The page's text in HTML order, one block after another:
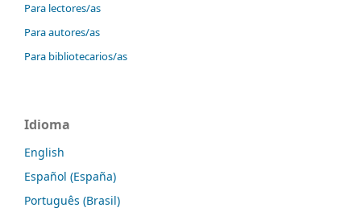
Para lectores/as
Para autores/as
Para bibliotecarios/as
Idioma
English
Español (España)
Português (Brasil)